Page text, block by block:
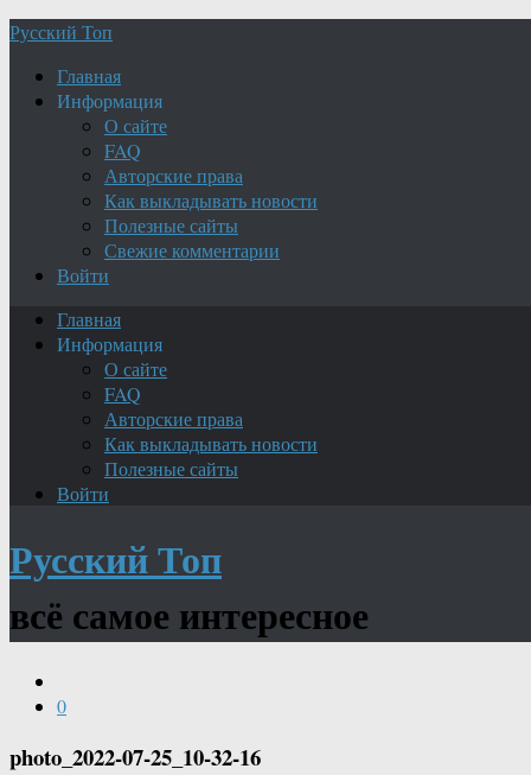
Русский Топ
Главная
Информация
О сайте
FAQ
Авторские права
Как выкладывать новости
Полезные сайты
Свежие комментарии
Войти
Главная
Информация
О сайте
FAQ
Авторские права
Как выкладывать новости
Полезные сайты
Войти
Русский Топ
всё самое интересное
0
photo_2022-07-25_10-32-16